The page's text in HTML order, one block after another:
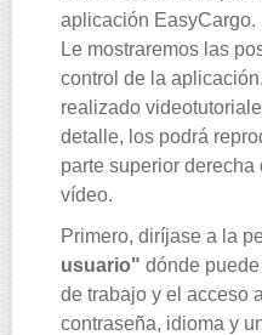
aplicación EasyCargo.
Le mostraremos las
control de la
realizado
detalle, los podrá
parte superior derecha
vídeo.
Primero, diríjase a la
usuario" dónde
de trabajo y el acceso
contraseña, idioma y